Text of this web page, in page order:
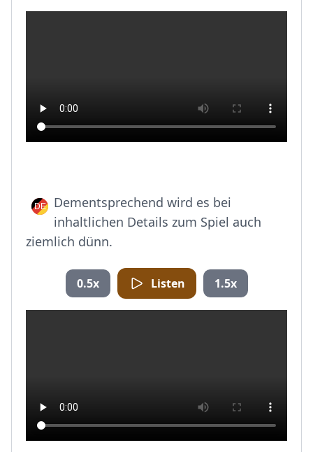
Dementsprechend wird es bei
inhaltlichen Details zum Spiel auch
ziemlich dünn.
0.5x Listen 1.5x